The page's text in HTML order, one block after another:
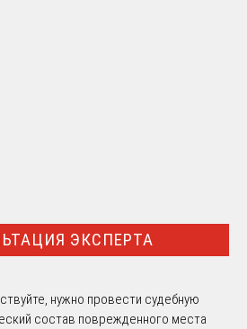
ЭКСПЕРТА
нужно провести судебную
состав поврежденного места